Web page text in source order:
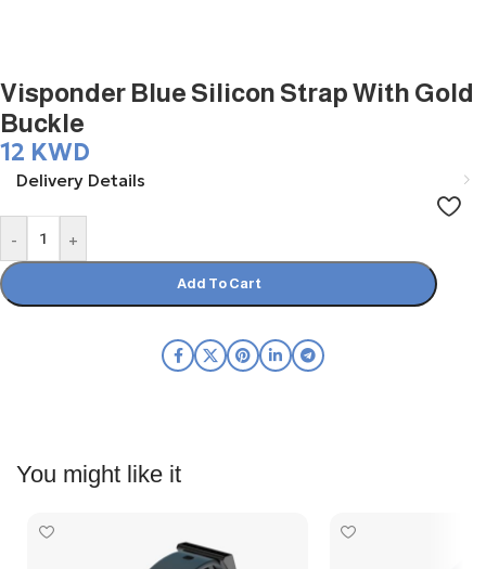
Visponder Blue Silicon Strap With Gold
Buckle
12 KWD
Delivery Details
- +
Add To Cart
You might like it